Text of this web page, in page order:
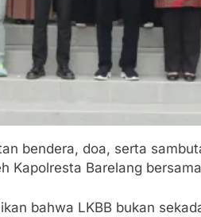
bendera, doa, serta
Barelang
bahwa LKBB bukan